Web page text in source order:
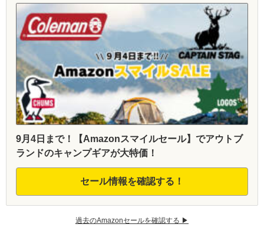
9月4日まで！【Amazonスマイルセール】でアウトブ
ランドのキャンプギアが大特価！
セール情報を確認する！
過去のAmazonセールを確認する ▶︎